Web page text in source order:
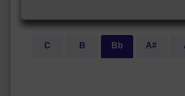
A#
Bb
B
C